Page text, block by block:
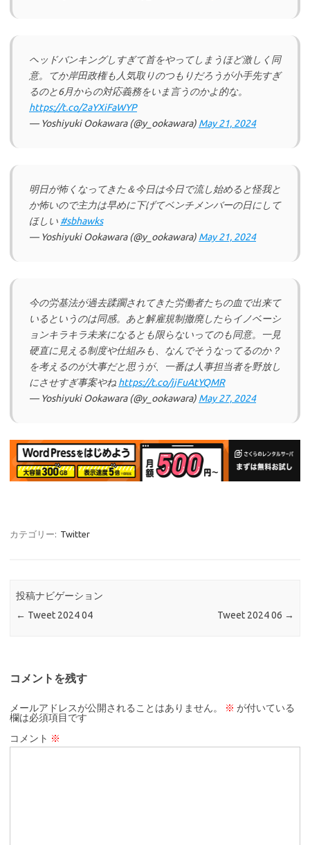
ヘッドバンキングしすぎて首をやってしまうほど激しく同
意。てか岸田政権も人気取りのつもりだろうが小手先すぎ
るのと6月からの対応義務をいま言うのかよ的な。
https://t.co/2aYXiFaWYP
— Yoshiyuki Ookawara (@y_ookawara) May 21, 2024
明日が怖くなってきた＆今日は今日で流し始めると怪我と
か怖いので主力は早めに下げてベンチメンバーの日にして
ほしい #sbhawks
— Yoshiyuki Ookawara (@y_ookawara) May 21, 2024
今の労基法が過去蹂躙されてきた労働者たちの血で出来て
いるというのは同感。あと解雇規制撤廃したらイノベーシ
ョンキラキラ未来になるとも限らないってのも同意。一見
硬直に見える制度や仕組みも、なんでそうなってるのか？
を考えるのが大事だと思うが、一番は人事担当者を野放し
にさせすぎ事案やね https://t.co/jjFuAtYQMR
— Yoshiyuki Ookawara (@y_ookawara) May 27, 2024
カテゴリー: Twitter
投稿ナビゲーション
← Tweet 2024 04 Tweet 2024 06 →
コメントを残す
メールアドレスが公開されることはありません。 ※ が付いている
欄は必須項目です
コメント ※